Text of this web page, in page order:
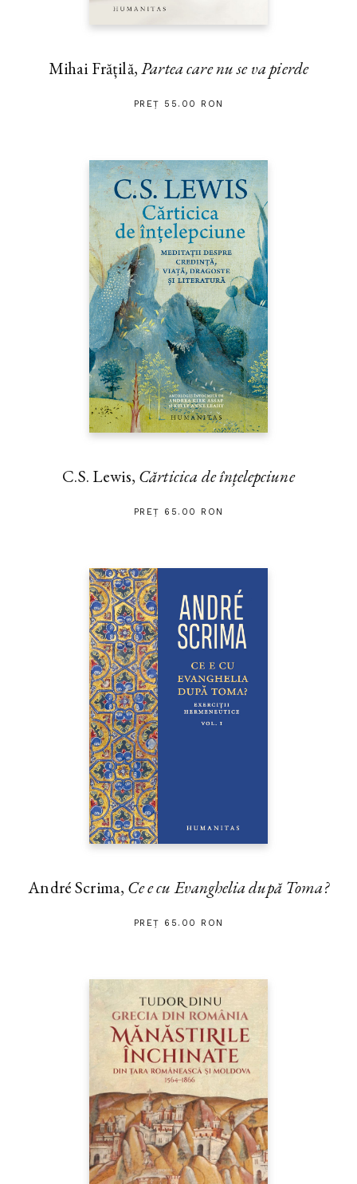
Mihai Frățilă,Partea care nu se va pierde
PREȚ 55.00 RON
C.S. Lewis, Cărticica de înțelepciune
PREȚ 65.00 RON
André Scrima, Ce e cu Evanghelia după Toma?
PREȚ 65.00 RON